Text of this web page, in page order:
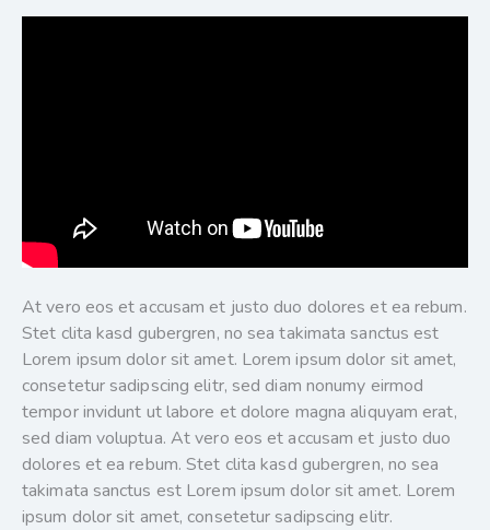
At vero eos et accusam et justo duo dolores et ea rebum.
Stet clita kasd gubergren, no sea takimata sanctus est
Lorem ipsum dolor sit amet. Lorem ipsum dolor sit amet,
consetetur sadipscing elitr, sed diam nonumy eirmod
tempor invidunt ut labore et dolore magna aliquyam erat,
sed diam voluptua. At vero eos et accusam et justo duo
dolores et ea rebum. Stet clita kasd gubergren, no sea
takimata sanctus est Lorem ipsum dolor sit amet. Lorem
ipsum dolor sit amet, consetetur sadipscing elitr.